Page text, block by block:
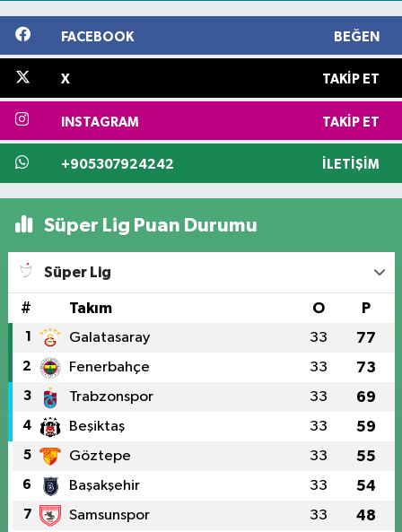
FACEBOOK BEĞEN
X TAKIP ET
INSTAGRAM TAKIP ET
+905307924242 İLETIŞIM
Süper Lig Puan Durumu
Süper Lig
# Takım O P
1 Galatasaray 33 77
2 Fenerbahçe 33 73
3 Trabzonspor 33 69
4 Beşiktaş 33 59
5 Göztepe 33 55
6 Başakşehir 33 54
7 Samsunspor 33 48